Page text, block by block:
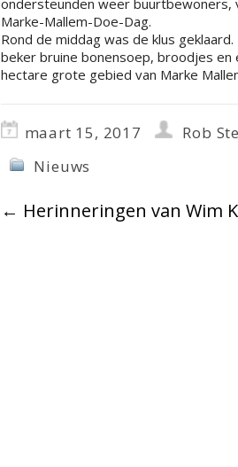
ondersteunden weer buurtbewoners,
Marke-Mallem-Doe-Dag.
Rond de middag was de klus
beker bruine bonensoep, broodjes
hectare grote gebied van Marke
maart 15, 2017
Rob
Nieuws
← Herinneringen van Wim